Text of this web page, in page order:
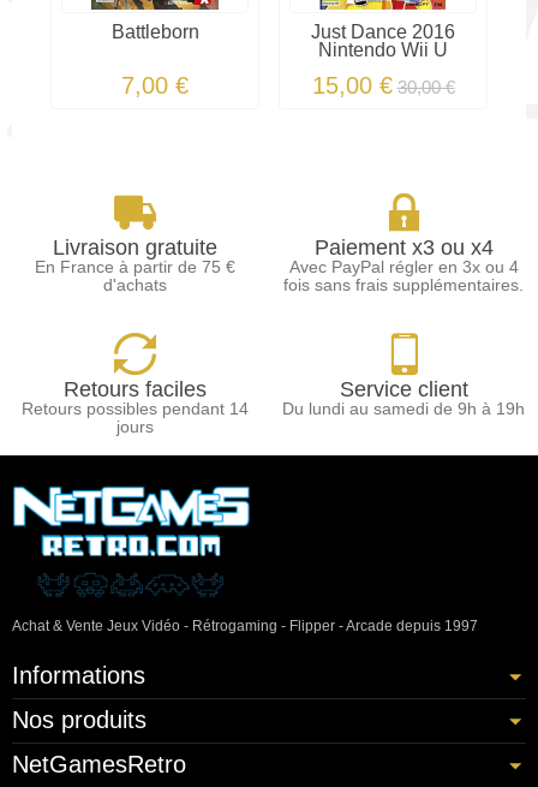
Battleborn
7,00 €
Just Dance 2016
Nintendo Wii U
15,00 € 30,00 €
Livraison gratuite
En France à partir de 75 €
d'achats
Paiement x3 ou x4
Avec PayPal régler en 3x ou 4
fois sans frais supplémentaires.
Retours faciles
Retours possibles pendant 14
jours
Service client
Du lundi au samedi de 9h à 19h
Achat & Vente Jeux Vidéo - Rétrogaming - Flipper - Arcade depuis 1997
Informations
Nos produits
NetGamesRetro